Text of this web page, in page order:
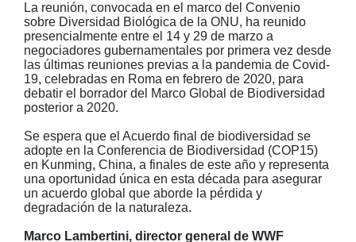
La reunión, convocada en el marco del Convenio
sobre Diversidad Biológica de la ONU, ha reunido
presencialmente entre el 14 y 29 de marzo a
negociadores gubernamentales por primera vez desde
las últimas reuniones previas a la pandemia de Covid-
19, celebradas en Roma en febrero de 2020, para
debatir el borrador del Marco Global de Biodiversidad
posterior a 2020.
Se espera que el Acuerdo final de biodiversidad se
adopte en la Conferencia de Biodiversidad (COP15)
en Kunming, China, a finales de este año y representa
una oportunidad única en esta década para asegurar
un acuerdo global que aborde la pérdida y
degradación de la naturaleza.
Marco Lambertini, director general de WWF